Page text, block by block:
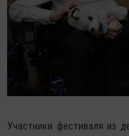
Участники фестиваля из